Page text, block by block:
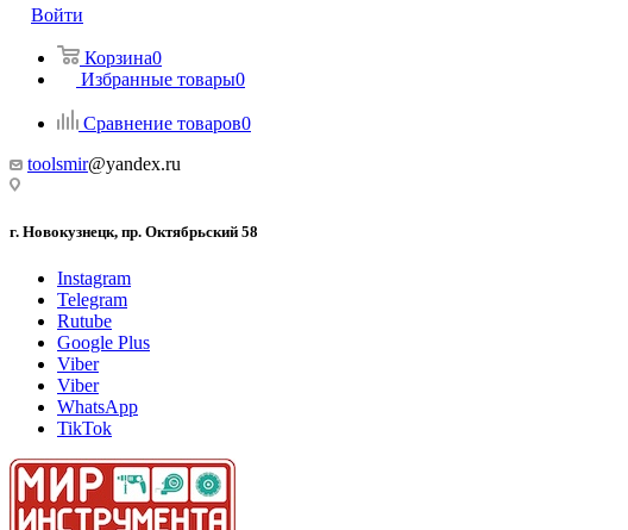
Войти
Корзина0
Избранные товары0
Сравнение товаров0
toolsmir@yandex.ru
г. Новокузнецк, пр. Октябрьский 58
Instagram
Telegram
Rutube
Google Plus
Viber
Viber
WhatsApp
TikTok